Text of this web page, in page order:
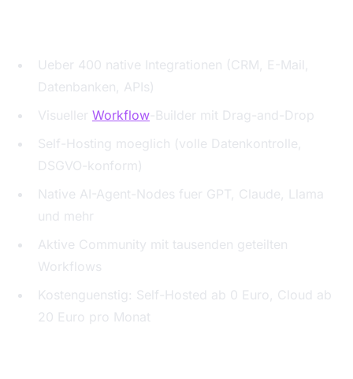
Ueber 400 native Integrationen (CRM, E-Mail,
Datenbanken, APIs)
Visueller Workflow -Builder mit Drag-and-Drop
Self-Hosting moeglich (volle Datenkontrolle,
DSGVO-konform)
Native AI-Agent-Nodes fuer GPT, Claude, Llama
und mehr
Aktive Community mit tausenden geteilten
Workflows
Kostenguenstig: Self-Hosted ab 0 Euro, Cloud ab
20 Euro pro Monat